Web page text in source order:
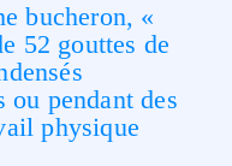
bucheron, «
52 gouttes de
ou pendant des
physique